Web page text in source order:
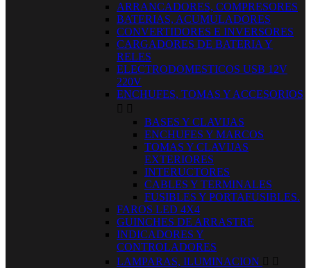
ARRANCADORES, COMPRESORES
BATERIAS, ACUMULADORES
CONVERTIDORES E INVERSORES
CARGADORES DE BATERIA Y
RELES
ELECTRODOMESTICOS USB 12V
220V
ENCHUFES, TOMAS Y ACCESORIOS
 
BASES Y CLAVIJAS
ENCHUFES Y MARCOS
TOMAS Y CLAVIJAS
EXTERIORES
INTERUCTORES
CABLES Y TERMINALES
FUSIBLES Y PORTAFUSIBLES.
FAROS LED 4X4
GUINCHES DE ARRASTRE
INDICADORES Y
CONTROLADORES
LAMPARAS, ILUMINACION  